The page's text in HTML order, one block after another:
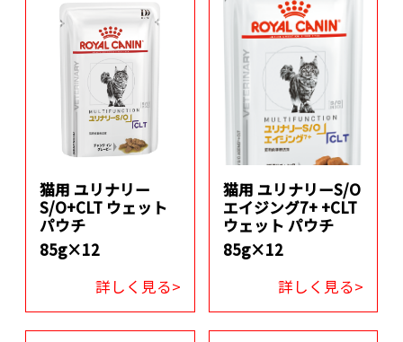
猫用 ユリナリー
S/O+CLT ウェット
パウチ
85g×12
詳しく見る>
猫用 ユリナリーS/O
エイジング7+ +CLT
ウェット パウチ
85g×12
詳しく見る>